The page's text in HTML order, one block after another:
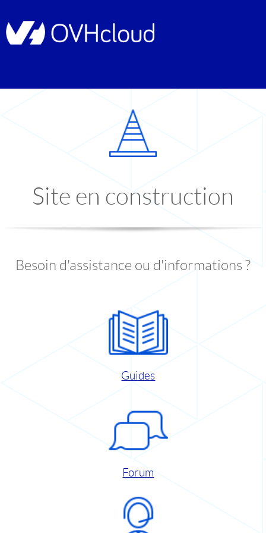
Site en construction
Besoin d'assistance ou d'informations ?
Guides
Forum